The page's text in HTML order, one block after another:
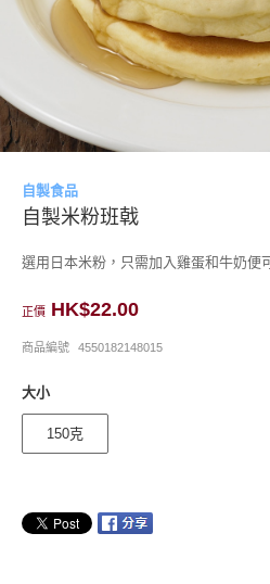
自製食品
自製米粉班戟
選用日本米粉，只需加入雞蛋和牛奶便
正價 HK$22.00
商品編號 4550182148015
大小
150克